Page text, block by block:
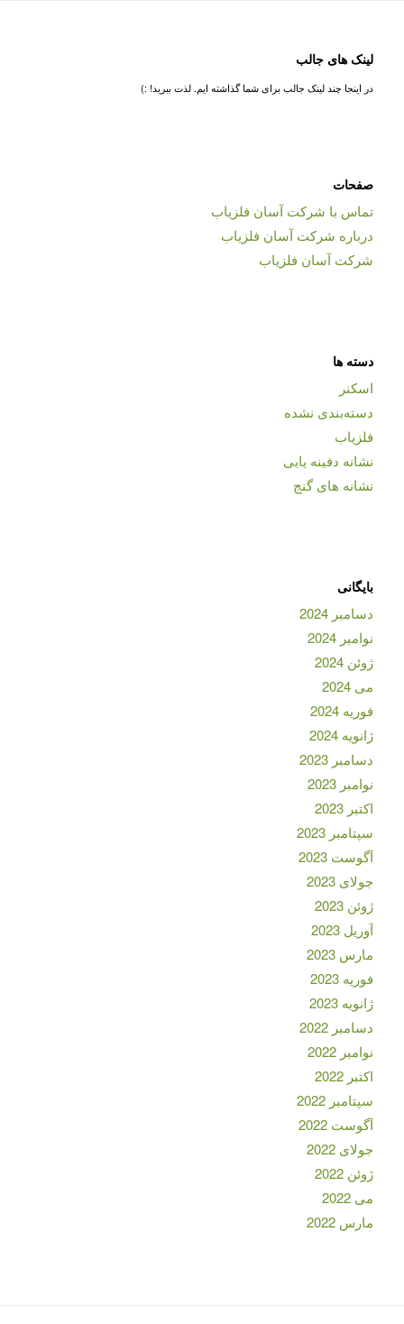
لینک های جالب
در اینجا چند لینک جالب برای شما گذاشته ایم. لذت ببرید! :)
صفحات
تماس با شرکت آسان فلزیاب
درباره شرکت آسان فلزیاب
شرکت آسان فلزیاب
دسته ها
اسکنر
دسته‌بندی نشده
فلزیاب
نشانه دفینه یابی
نشانه های گنج
بایگانی
دسامبر 2024
نوامبر 2024
ژوئن 2024
می 2024
فوریه 2024
ژانویه 2024
دسامبر 2023
نوامبر 2023
اکتبر 2023
سپتامبر 2023
آگوست 2023
جولای 2023
ژوئن 2023
آوریل 2023
مارس 2023
فوریه 2023
ژانویه 2023
دسامبر 2022
نوامبر 2022
اکتبر 2022
سپتامبر 2022
آگوست 2022
جولای 2022
ژوئن 2022
می 2022
مارس 2022